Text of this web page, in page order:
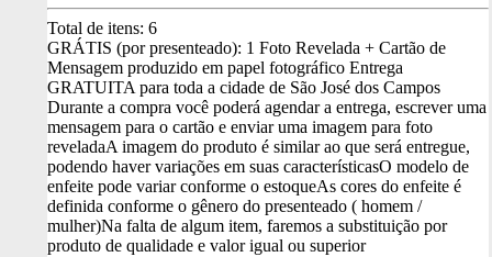
Total de itens: 6
GRÁTIS (por presenteado): 1 Foto Revelada + Cartão de
Mensagem produzido em papel fotográfico Entrega
GRATUITA para toda a cidade de São José dos Campos
Durante a compra você poderá agendar a entrega, escrever uma
mensagem para o cartão e enviar uma imagem para foto
reveladaA imagem do produto é similar ao que será entregue,
podendo haver variações em suas característicasO modelo de
enfeite pode variar conforme o estoqueAs cores do enfeite é
definida conforme o gênero do presenteado ( homem /
mulher)Na falta de algum item, faremos a substituição por
produto de qualidade e valor igual ou superior